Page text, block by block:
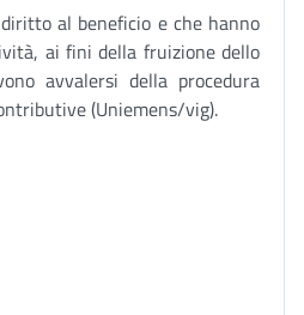
al beneficio e che hanno
ai fini della fruizione dello
avvalersi della procedura
(Uniemens/vig).